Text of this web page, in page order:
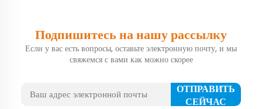
Подпишитесь на нашу рассылку
Если у вас есть вопросы, оставьте электронную почту, и мы
свяжемся с вами как можно скорее
ОТПРАВИТЬ
СЕЙЧАС